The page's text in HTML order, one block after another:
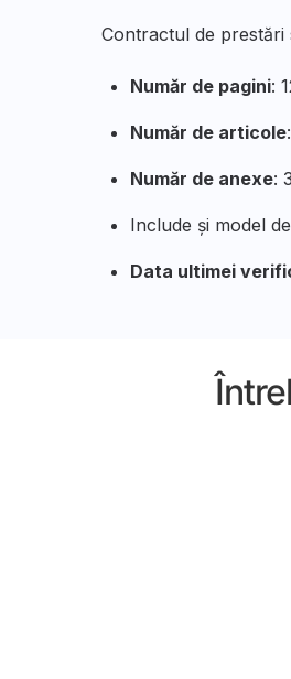
Contractul de prestări
Număr de pagini:
Număr de articole
Număr de anexe:
Include și model de
Data ultimei